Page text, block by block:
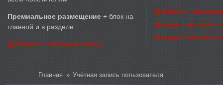
Премиальное размещение + блок на
главной и в разделе
Добавить торговый центр
Добавить
Аренда торговых
Аренда торговых
Главная » Учётная запись пользователя